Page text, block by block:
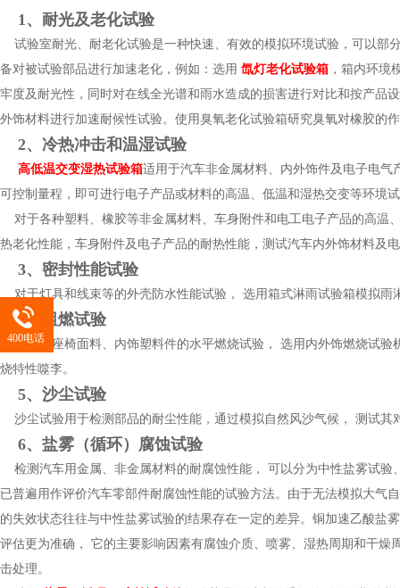
1、耐光及老化试验
试验室耐光、耐老化试验是一种快速、有效的模拟环境试验，可以部
备对被试验部品进行加速老化，例如：选用 氙灯老化试验箱 ，箱内环境
牢度及耐光性，同时对在线全光谱和雨水造成的损害进行对比和按产品
外饰材料进行加速耐候性试验。使用臭氧老化试验箱研究臭氧对橡胶的
2、冷热冲击和温湿试验
高低温交变湿热试验箱适用于汽车非金属材料、内外饰件及电子电
可控制量程，即可进行电子产品或材料的高温、低温和湿热交变等环境
对于各种塑料、橡胶等非金属材料、车身附件和电工电子产品的高温
热老化性能，车身附件及电子产品的耐热性能，测试汽车内外饰材料及
3、密封性能试验
对于灯具和线束等的外壳防水性能试验， 选用箱式淋雨试验箱模拟
4、阻燃试验
对汽车座椅面料、内饰塑料件的水平燃烧试验， 选用内外饰燃烧试验
烧特性噬李。
5、沙尘试验
沙尘试验用于检测部品的耐尘性能，通过模拟自然风沙气候， 测试其
6、盐雾（循环）腐蚀试验
检测汽车用金属、非金属材料的耐腐蚀性能， 可以分为中性盐雾试验
已普遍用作评价汽车零部件耐腐蚀性能的试验方法。由于无法模拟大气
的失效状态往往与中性盐雾试验的结果存在一定的差异。铜加速乙酸盐
评估更为准确， 它的主要影响因素有腐蚀介质、喷雾、湿热周期和干
击处理。
400电话